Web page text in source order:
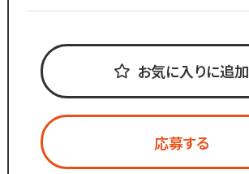
Q.連休の取得は可能ですか？
A.可能です。
連休をとって家族やお友達と
旅行に行くスタッフもいます♪
Q.残業はどのくらいありますか？
ご応募
面接の日程を電話・メールで設定
面接
（オンライン面談も可能！）
お気に入りに追加
応募する